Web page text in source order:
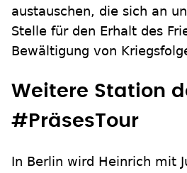
austauschen, die sich an
Stelle für den Erhalt des
Bewältigung von
Weitere Station
#PräsesTour
In Berlin wird Heinrich mit